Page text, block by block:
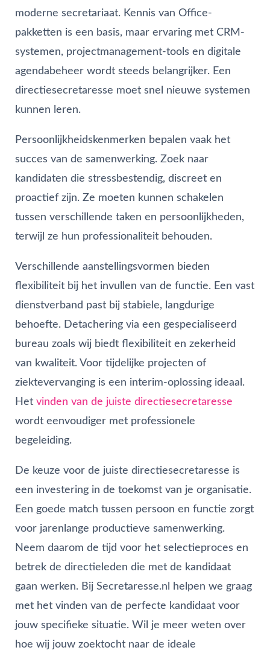
moderne secretariaat. Kennis van Office-
pakketten is een basis, maar ervaring met CRM-
systemen, projectmanagement-tools en digitale
agendabeheer wordt steeds belangrijker. Een
directiesecretaresse moet snel nieuwe systemen
kunnen leren.
Persoonlijkheidskenmerken bepalen vaak het
succes van de samenwerking. Zoek naar
kandidaten die stressbestendig, discreet en
proactief zijn. Ze moeten kunnen schakelen
tussen verschillende taken en persoonlijkheden,
terwijl ze hun professionaliteit behouden.
Verschillende aanstellingsvormen bieden
flexibiliteit bij het invullen van de functie. Een vast
dienstverband past bij stabiele, langdurige
behoefte. Detachering via een gespecialiseerd
bureau zoals wij biedt flexibiliteit en zekerheid
van kwaliteit. Voor tijdelijke projecten of
ziektevervanging is een interim-oplossing ideaal.
Het vinden van de juiste directiesecretaresse
wordt eenvoudiger met professionele
begeleiding.
De keuze voor de juiste directiesecretaresse is
een investering in de toekomst van je organisatie.
Een goede match tussen persoon en functie zorgt
voor jarenlange productieve samenwerking.
Neem daarom de tijd voor het selectieproces en
betrek de directieleden die met de kandidaat
gaan werken. Bij Secretaresse.nl helpen we graag
met het vinden van de perfecte kandidaat voor
jouw specifieke situatie. Wil je meer weten over
hoe wij jouw zoektocht naar de ideale